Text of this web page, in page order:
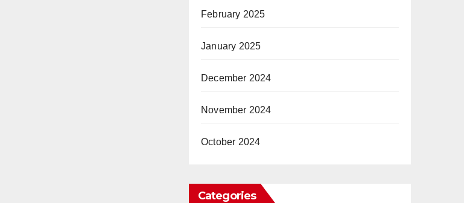
February 2025
January 2025
December 2024
November 2024
October 2024
Categories